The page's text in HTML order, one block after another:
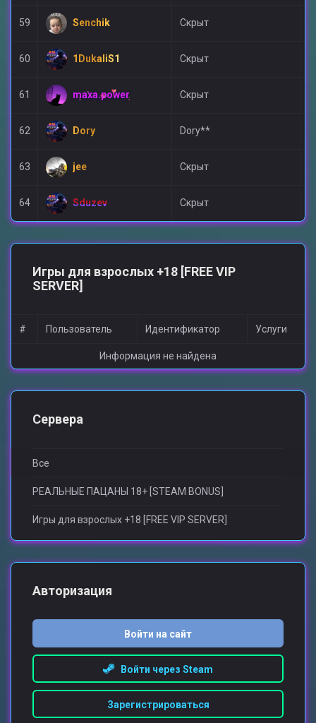
59 Senchik Скрыт
60 1DukaliS1 Скрыт
61 maxa.power Скрыт
62 Dory Dory**
63 jee Скрыт
64 Sduzev Скрыт
Игры для взрослыx +18 [FREE VIP
SERVER]
# Пользователь Идентификатор Услуги
Информация не найдена
Сервера
Все
РЕАЛЬНЫЕ ПАЦАНЫ 18+ [STEAM BONUS]
Игры для взрослыx +18 [FREE VIP SERVER]
Авторизация
Войти на сайт
Войти через Steam
Зарегистрироваться